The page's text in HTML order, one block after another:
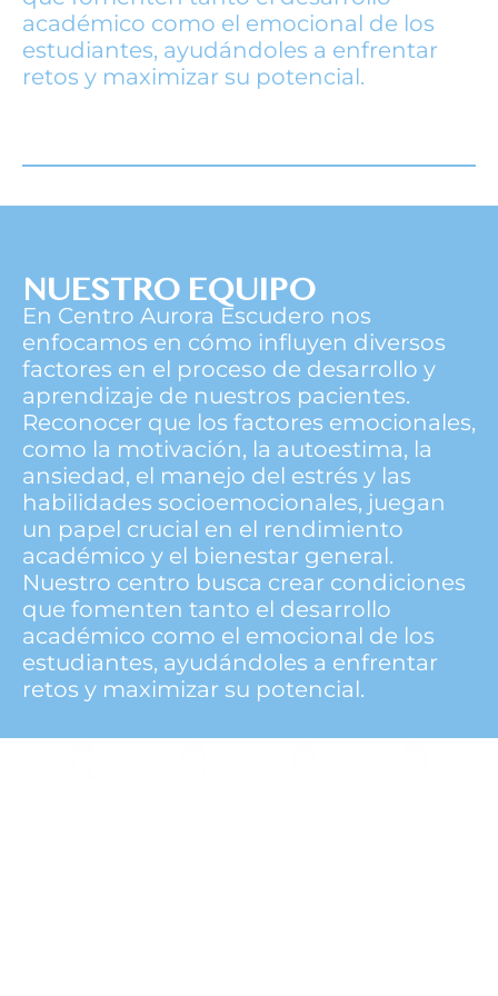
académico como el emocional de los
estudiantes, ayudándoles a enfrentar
retos y maximizar su potencial.
NUESTRO EQUIPO
En Centro Aurora Escudero nos
enfocamos en cómo influyen diversos
factores en el proceso de desarrollo y
aprendizaje de nuestros pacientes.
Reconocer que los factores emocionales,
como la motivación, la autoestima, la
ansiedad, el manejo del estrés y las
habilidades socioemocionales, juegan
un papel crucial en el rendimiento
académico y el bienestar general.
Nuestro centro busca crear condiciones
que fomenten tanto el desarrollo
académico como el emocional de los
estudiantes, ayudándoles a enfrentar
retos y maximizar su potencial.